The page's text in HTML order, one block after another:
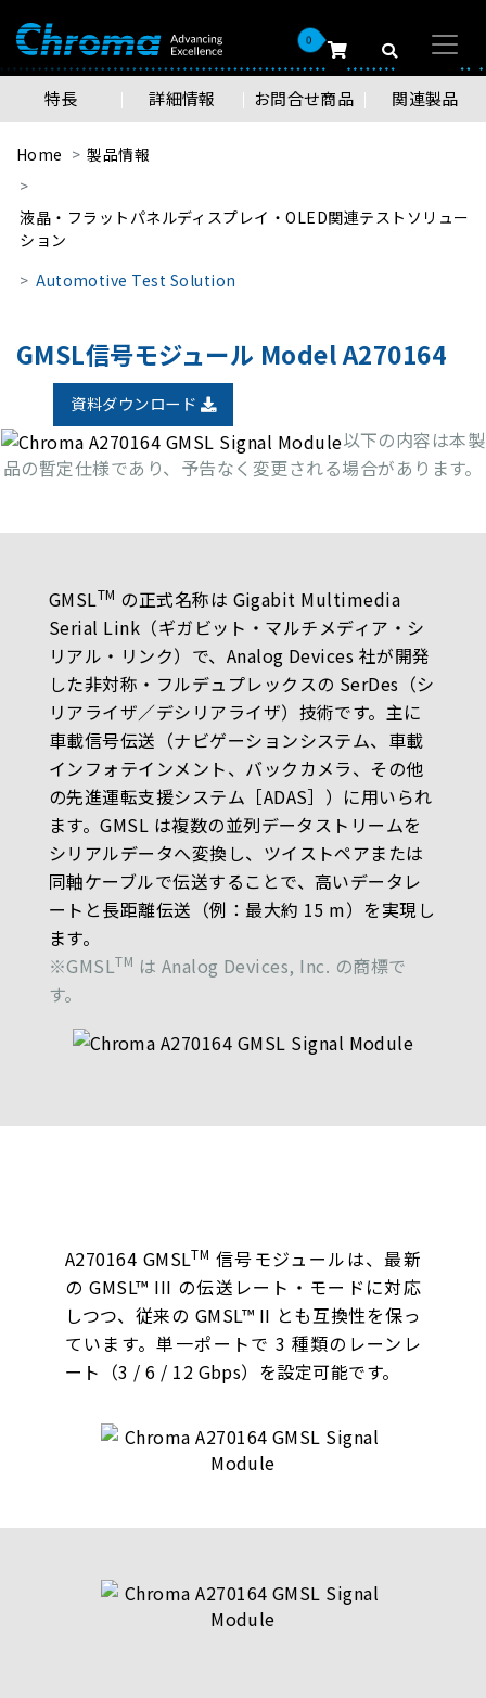
0
特長 詳細情報 お問合せ商品 関連製品
Home 製品情報
液晶・フラットパネルディスプレイ・OLED関連テストソリュー
ション
Automotive Test Solution
GMSL信号モジュール Model A270164
資料ダウンロード
以下の内容は本製
品の暫定仕様であり、予告なく変更される場合があります。
GMSLTM の正式名称は Gigabit Multimedia
Serial Link（ギガビット・マルチメディア・シ
リアル・リンク）で、Analog Devices 社が開発
した非対称・フルデュプレックスの SerDes（シ
リアライザ／デシリアライザ）技術です。主に
車載信号伝送（ナビゲーションシステム、車載
インフォテインメント、バックカメラ、その他
の先進運転支援システム［ADAS］）に用いられ
ます。GMSL は複数の並列データストリームを
シリアルデータへ変換し、ツイストペアまたは
同軸ケーブルで伝送することで、高いデータレ
ートと長距離伝送（例：最大約 15 m）を実現し
ます。
※GMSLTM は Analog Devices, Inc. の商標で
す。
A270164 GMSLTM 信号モジュールは、最新
の GMSL™ III の伝送レート・モードに対応
しつつ、従来の GMSL™ II とも互換性を保っ
ています。単一ポートで 3 種類のレーンレ
ート（3 / 6 / 12 Gbps）を設定可能です。